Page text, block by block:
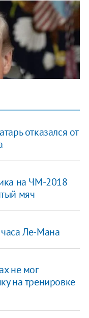
отказался от
на ЧМ-2018
мяч
Ле-Мана
не мог
на тренировке